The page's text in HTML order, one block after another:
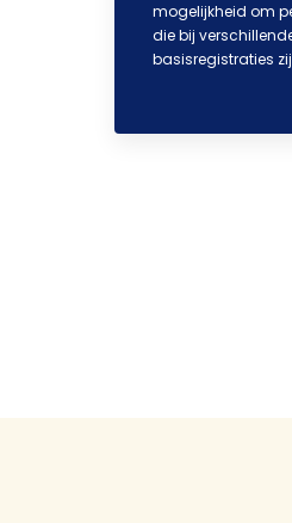
mogelijkheid om
die bij
basisregistraties